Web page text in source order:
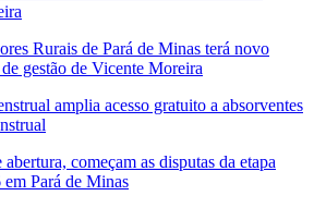
Rurais de Pará de Minas terá novo
gestão de Vicente Moreira
amplia acesso gratuito a absorventes
começam as disputas da etapa
Pará de Minas